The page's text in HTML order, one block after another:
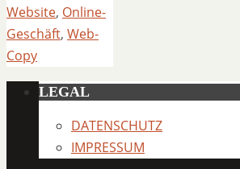
Website, Online-
Geschäft, Web-
Copy
LEGAL
DATENSCHUTZ
IMPRESSUM